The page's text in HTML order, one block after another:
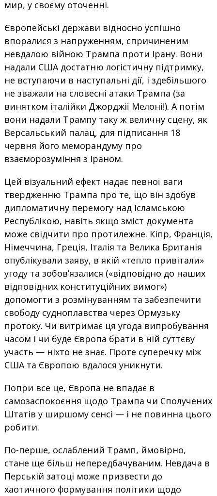
мир, у своєму оточенні.
Європейські держави відносно успішно
впоралися з напруженням, спричиненим
невдалою війною Трампа проти Ірану. Вони
надали США достатню логістичну підтримку,
не вступаючи в наступальні дії, і здебільшого
не зважали на словесні атаки Трампа (за
винятком італійки Джорджії Мелоні!). А потім
вони надали Трампу таку ж величну сцену, як
Версальський палац, для підписання 18
червня його меморандуму про
взаєморозуміння з Іраном.
Цей візуальний ефект надає певної ваги
твердженню Трампа про те, що він здобув
дипломатичну перемогу над Ісламською
Республікою, навіть якщо зміст документа
може свідчити про протилежне. Кіпр, Франція,
Німеччина, Греція, Італія та Велика Британія
опублікували заяву, в якій «тепло привітали»
угоду та зобов’язалися («відповідно до наших
відповідних конституційних вимог»)
допомогти з розмінуванням та забезпечити
свободу судноплавства через Ормузьку
протоку. Чи витримає ця угода випробування
часом і чи буде Європа брати в ній суттєву
участь — ніхто не знає. Проте суперечку між
США та Європою вдалося уникнути.
Попри все це, Європа не впадає в
самозаспокоєння щодо Трампа чи Сполучених
Штатів у ширшому сенсі — і не повинна цього
робити.
По-перше, ослаблений Трамп, ймовірно,
стане ще більш непередбачуваним. Невдача в
Перській затоці може призвести до
хаотичного формування політики щодо